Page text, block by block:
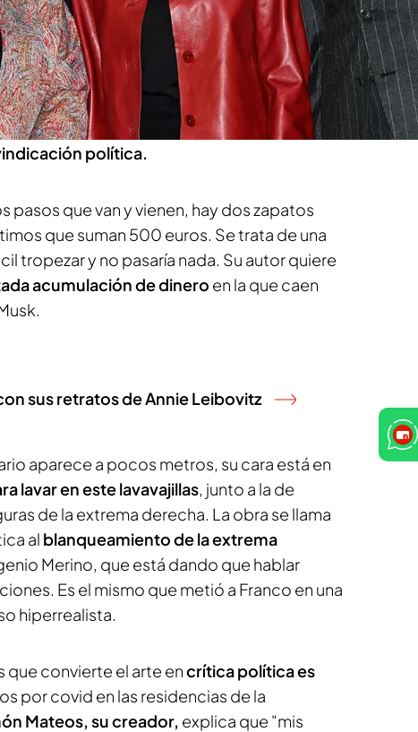
Letiziahaninauguradoeste miércoles
de Madrid. Segúninforma Hugo
edición ha empezado con los galeristas
bajada del IVA. Un collage contra la misoginia
en un lavaplatos, demuestran el poder del arte
política.
pasos que van y vienen, hay dos zapatos
que suman 500 euros. Se trata de una
tropezar y no pasaría nada. Su autor quiere
acumulación de dinero en la que caen
sus retratos de Annie Leibovitz
aparece a pocos metros, su cara está en
lavar en este lavavajillas, junto a la de
de la extrema derecha. La obra se llama
al blanqueamiento de la extrema
Merino, que está dando que hablar
Es el mismo que metió a Franco en una
hiperrealista.
que convierte el arte encrítica política es
por covid en las residencias de la
Mateos, su creador, explica que "mis